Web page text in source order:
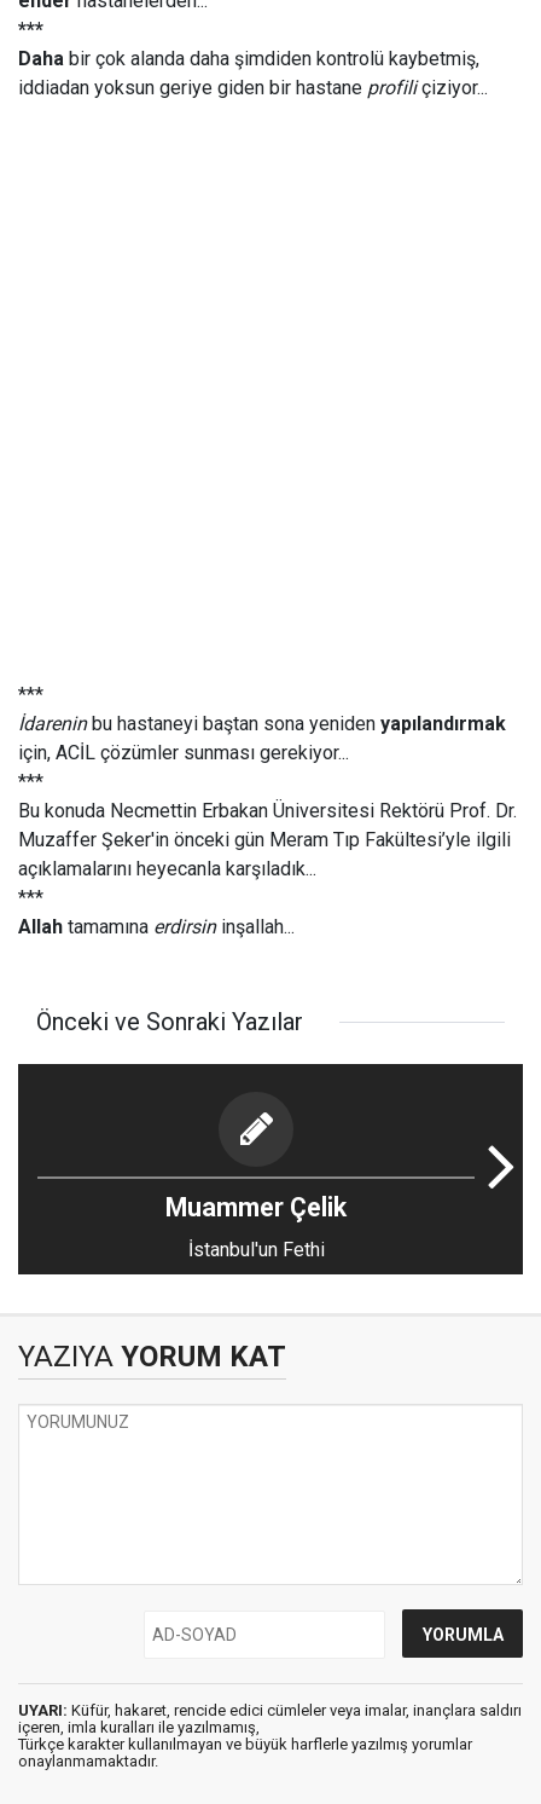
***
Daha bir çok alanda daha şimdiden kontrolü kaybetmiş,
iddiadan yoksun geriye giden bir hastane profili çiziyor...
***
İdarenin bu hastaneyi baştan sona yeniden yapılandırmak
için, ACİL çözümler sunması gerekiyor...
***
Bu konuda Necmettin Erbakan Üniversitesi Rektörü Prof. Dr.
Muzaffer Şeker'in önceki gün Meram Tıp Fakültesi’yle ilgili
açıklamalarını heyecanla karşıladık...
***
Allah tamamına erdirsin inşallah...
Önceki ve Sonraki Yazılar
Muammer Çelik
İstanbul'un Fethi
YAZIYA YORUM KAT
UYARI: Küfür, hakaret, rencide edici cümleler veya imalar, inançlara saldırı
içeren, imla kuralları ile yazılmamış,
Türkçe karakter kullanılmayan ve büyük harflerle yazılmış yorumlar
onaylanmamaktadır.